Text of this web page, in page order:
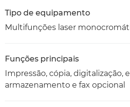
Tipo de equipamento
Multifunções laser
Funções principais
Impressão, cópia, digitalização,
armazenamento e fax opcional